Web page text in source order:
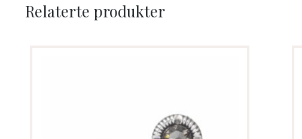
Relaterte produkter